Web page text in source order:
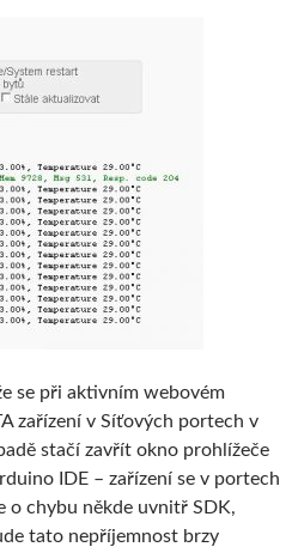
se při aktivním webovém
zařízení v Síťových portech v
stačí zavřít okno prohlížeče
IDE – zařízení se v portech
o chybu někde uvnitř SDK,
tato nepříjemnost brzy